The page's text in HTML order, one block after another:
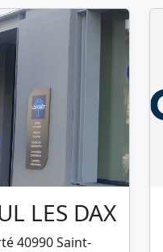
LES DAX
40990 Saint-